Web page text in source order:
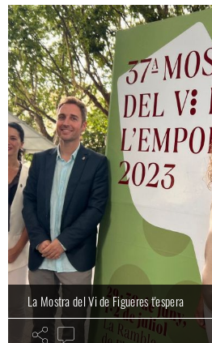
La Mostra del Vi de Figueres t'espera